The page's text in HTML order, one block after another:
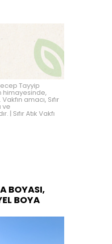
Tayyip
himayesinde,
amacı, Sıfır
ve
Sıfır Atık Vakfı
BOYASI,
BOYA